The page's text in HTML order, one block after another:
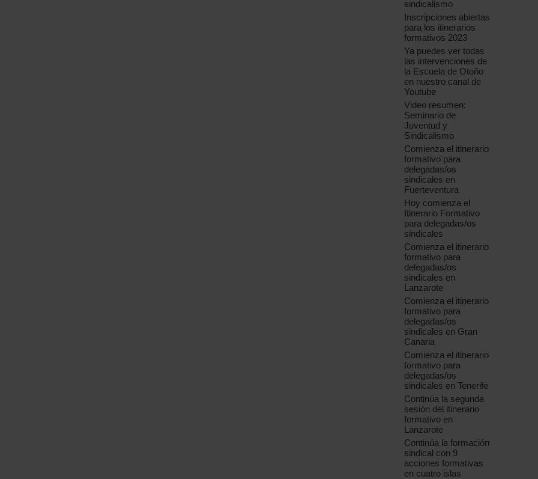
sindicalismo
Inscripciones abiertas
para los itinerarios
formativos 2023
Ya puedes ver todas
las intervenciones de
la Escuela de Otoño
en nuestro canal de
Youtube
Video resumen:
Seminario de
Juventud y
Sindicalismo
Comienza el itinerario
formativo para
delegadas/os
sindicales en
Fuerteventura
Hoy comienza el
Itinerario Formativo
para delegadas/os
sindicales
Comienza el itinerario
formativo para
delegadas/os
sindicales en
Lanzarote
Comienza el itinerario
formativo para
delegadas/os
sindicales en Gran
Canaria
Comienza el itinerario
formativo para
delegadas/os
sindicales en Tenerife
Continúa la segunda
sesión del itinerario
formativo en
Lanzarote
Continúa la formación
sindical con 9
acciones formativas
en cuatro islas